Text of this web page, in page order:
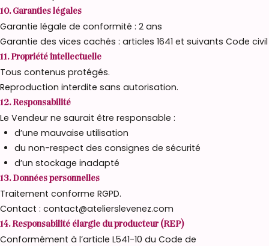
10. Garanties légales
Garantie légale de conformité : 2 ans
Garantie des vices cachés : articles 1641 et suivants Code civil
11. Propriété intellectuelle
Tous contenus protégés.
Reproduction interdite sans autorisation.
12. Responsabilité
Le Vendeur ne saurait être responsable :
d’une mauvaise utilisation
du non-respect des consignes de sécurité
d’un stockage inadapté
13. Données personnelles
Traitement conforme RGPD.
Contact : contact@atelierslevenez.com
14. Responsabilité élargie du producteur (REP)
Conformément à l’article L541-10 du Code de